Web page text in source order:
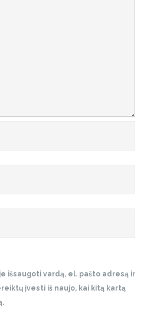
išsaugoti vardą, el. pašto adresą ir
įvesti iš naujo, kai kitą kartą